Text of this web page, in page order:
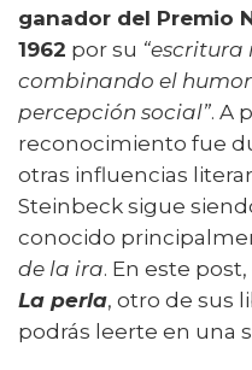
ganador del Premio
1962 por su
combinando el
percepción social”. A
reconocimiento fue
otras influencias
Steinbeck sigue
conocido
de la ira. En este
La perla, otro de sus
podrás leerte en una